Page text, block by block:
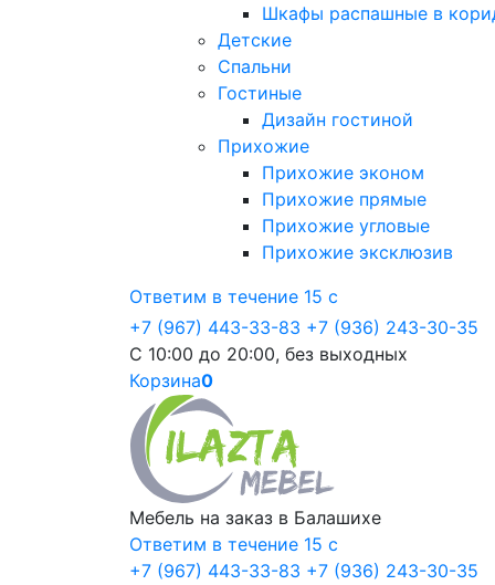
Шкафы распашные в
Детские
Спальни
Гостиные
Дизайн гостиной
Прихожие
Прихожие эконом
Прихожие прямые
Прихожие угловые
Прихожие эксклюзив
Ответим в течение 15 с
+7 (967) 443-33-83 +7 (936) 243-30-35
С 10:00 до 20:00, без выходных
Корзина0
Мебель на заказ в Балашихе
Ответим в течение 15 с
+7 (967) 443-33-83 +7 (936) 243-30-35